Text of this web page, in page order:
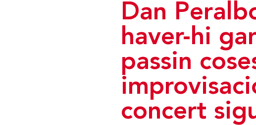
Dan
haver-hi
passin
concert